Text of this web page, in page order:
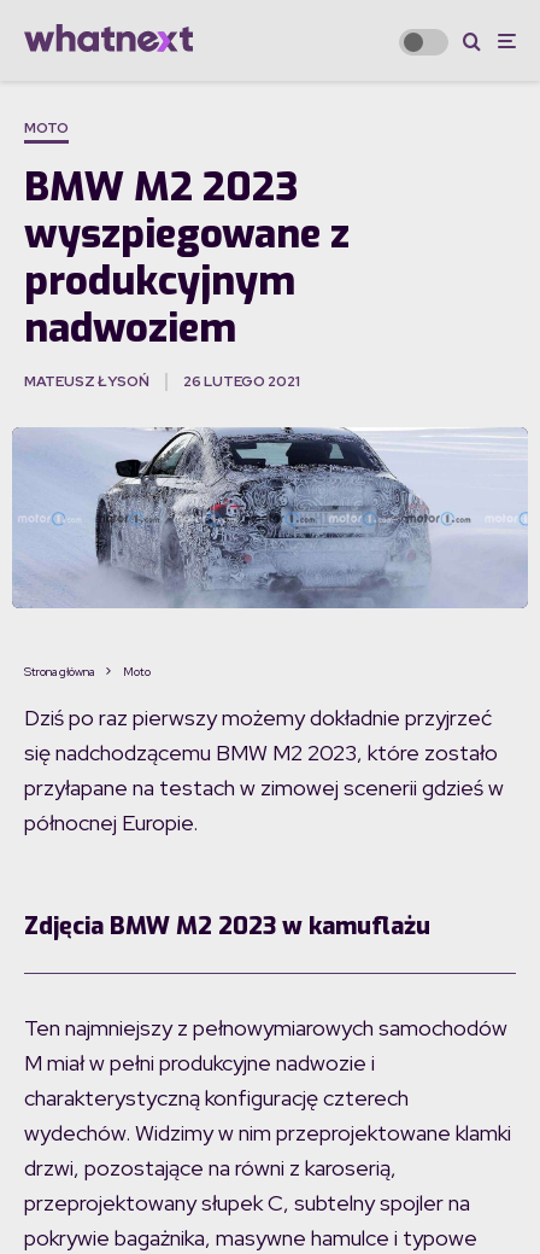
MOTO
BMW M2 2023
wyszpiegowane z
produkcyjnym
nadwoziem
MATEUSZ ŁYSOŃ 26 LUTEGO 2021
Strona główna Moto
Dziś po raz pierwszy możemy dokładnie przyjrzeć
się nadchodzącemu BMW M2 2023, które zostało
przyłapane na testach w zimowej scenerii gdzieś w
północnej Europie.
Zdjęcia BMW M2 2023 w kamuflażu
Ten najmniejszy z pełnowymiarowych samochodów
M miał w pełni produkcyjne nadwozie i
charakterystyczną konfigurację czterech
wydechów. Widzimy w nim przeprojektowane klamki
drzwi, pozostające na równi z karoserią,
przeprojektowany słupek C, subtelny spojler na
pokrywie bagażnika, masywne hamulce i typowe